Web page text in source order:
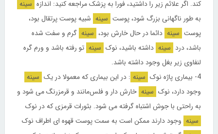
کند. اگر علائم زیر را داشتید، فورا به پزشک مراجعه کنید: اندازه سینه
به طور ناگهانی بزرگ شود، پوست سینه شبیه پوست پرتقال بود،
پوست سینه دائما در حال خارش بود، سینه گرم و سفت شده
باشد، درد سینه داشته باشید، نوک سینه تو رفته باشد و ورم گره
لنفاوی زیر بغل وجود داشته باشد.
4- بیماری پاژه نوک سینه : در این بیماری که معمولا در یک سینه
وجود دارد، نوک سینه خارش دار و فلس‌مانند و قرمزرنگ می شود و
به راحتی با جوش اشتباه گرفته می شود. بثورات قرمزی که در نوک
سینه وجود دارند ممکن است به سمت پوست قهوه ای اطراف نوک